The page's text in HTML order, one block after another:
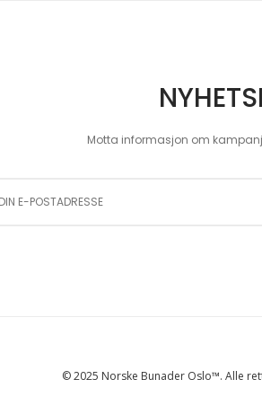
Motta informasjon om
© 2025 Norske Bunader Oslo™. Alle